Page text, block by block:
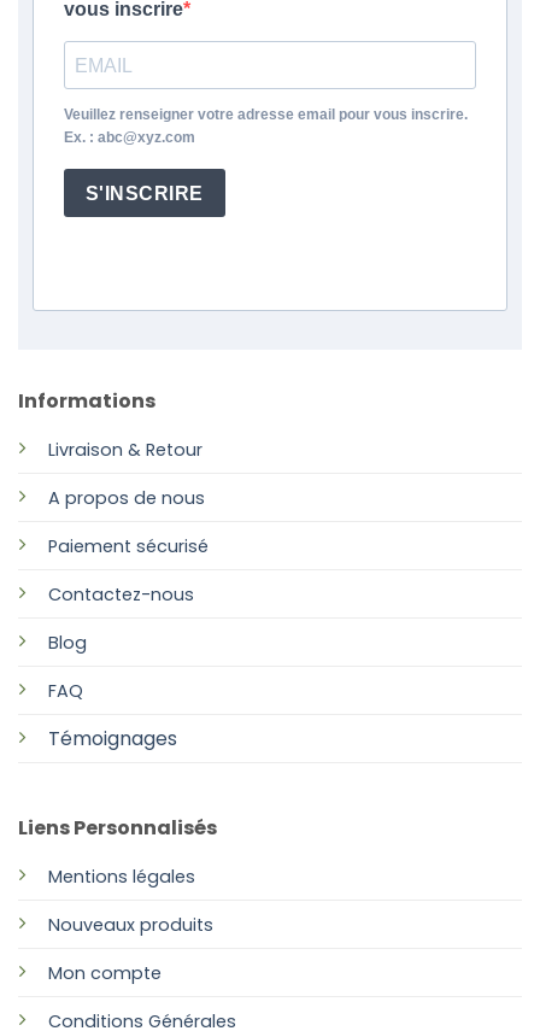
Informations
Livraison & Retour
A propos de nous
Paiement sécurisé
Contactez-nous
Blog
FAQ
Témoignages
Liens Personnalisés
Mentions légales
Nouveaux produits
Mon compte
Conditions Générales
vous inscrire
Veuillez renseigner votre adresse email pour vous inscrire.
Ex. : abc@xyz.com
S'INSCRIRE